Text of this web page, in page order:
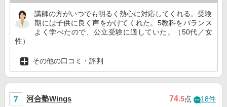
講師の方がいつでも明るく熱心に対応してくれる。受験
期には子供に良く声をかけてくれた。5教科をバランス
よく学べたので、公立受験に適していた。（50代／女
性）
その他の口コミ・評判
河合塾Wings 74.5点 18件